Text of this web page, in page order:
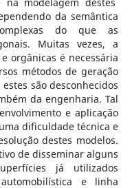
da semântica
do que as
Muitas vezes, a
orgânicas é necessária
métodos de geração
são desconhecidos
da engenharia. Tal
e aplicação
dificuldade técnica e
destes modelos.
de disseminar alguns
já utilizados
e linha